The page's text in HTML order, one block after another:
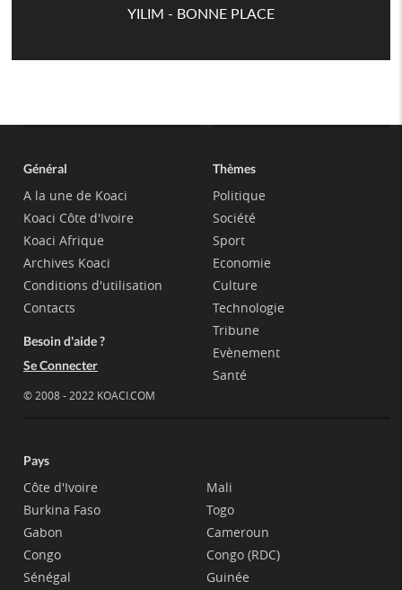
YILIM - BONNE PLACE
Général
A la une de Koaci
Koaci Côte d'Ivoire
Koaci Afrique
Archives Koaci
Conditions d'utilisation
Contacts
Besoin d'aide ?
Se Connecter
© 2008 - 2022 KOACI.COM
Thèmes
Politique
Société
Sport
Economie
Culture
Technologie
Tribune
Evènement
Santé
Pays
Côte d'Ivoire
Burkina Faso
Gabon
Congo
Sénégal
Mali
Togo
Cameroun
Congo (RDC)
Guinée